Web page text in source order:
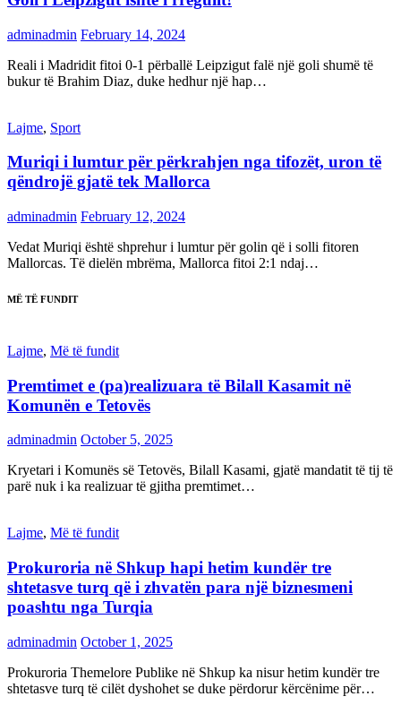
adminadmin February 14, 2024
Reali i Madridit fitoi 0-1 përballë Leipzigut falë një goli shumë të
bukur të Brahim Diaz, duke hedhur një hap…
Lajme, Sport
Muriqi i lumtur për përkrahjen nga tifozët, uron të
qëndrojë gjatë tek Mallorca
adminadmin February 12, 2024
Vedat Muriqi është shprehur i lumtur për golin që i solli fitoren
Mallorcas. Të dielën mbrëma, Mallorca fitoi 2:1 ndaj…
MË TË FUNDIT
Lajme, Më të fundit
Premtimet e (pa)realizuara të Bilall Kasamit në
Komunën e Tetovës
adminadmin October 5, 2025
Kryetari i Komunës së Tetovës, Bilall Kasami, gjatë mandatit të tij të
parë nuk i ka realizuar të gjitha premtimet…
Lajme, Më të fundit
Prokuroria në Shkup hapi hetim kundër tre
shtetasve turq që i zhvatën para një biznesmeni
poashtu nga Turqia
adminadmin October 1, 2025
Prokuroria Themelore Publike në Shkup ka nisur hetim kundër tre
shtetasve turq të cilët dyshohet se duke përdorur kërcënime për…